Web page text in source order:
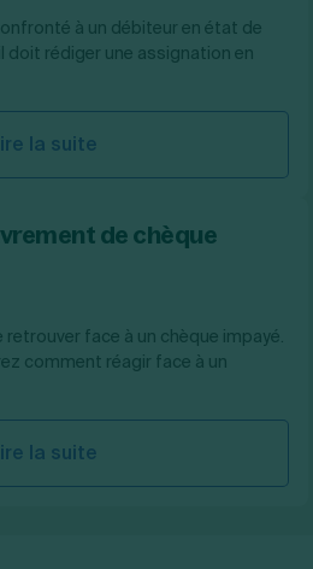
à un débiteur en état de
doit rédiger une assignation en
la suite
de chèque
retrouver face à un chèque impayé.
comment réagir face à un
la suite